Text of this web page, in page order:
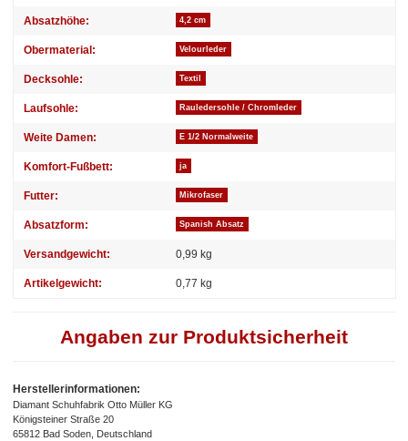
Absatzhöhe: 4,2 cm
Obermaterial: Velourleder
Decksohle: Textil
Laufsohle: Rauledersohle / Chromleder
Weite Damen: E 1/2 Normalweite
Komfort-Fußbett: ja
Futter: Mikrofaser
Absatzform: Spanish Absatz
Versandgewicht: 0,99 kg
Artikelgewicht: 0,77 kg
Angaben zur Produktsicherheit
Herstellerinformationen:
Diamant Schuhfabrik Otto Müller KG
Königsteiner Straße 20
65812 Bad Soden, Deutschland